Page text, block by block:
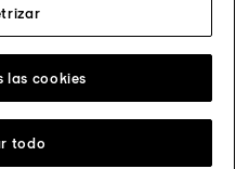
sociales
Tissot Copyrights 2026
todo
cookies